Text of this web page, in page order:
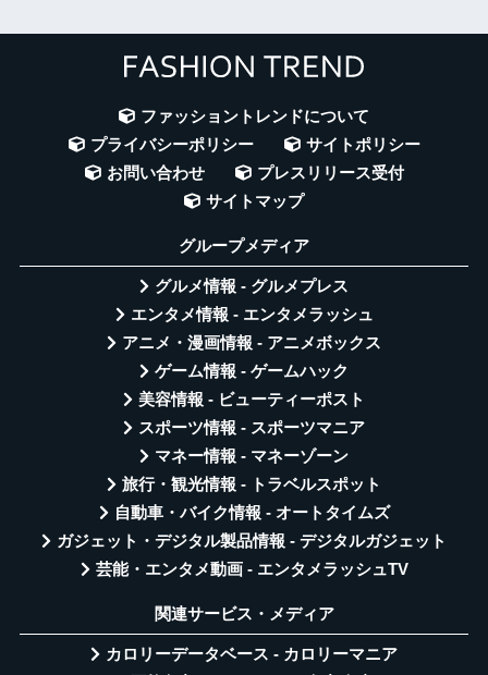
ファッショントレンドについて
プライバシーポリシー
サイトポリシー
お問い合わせ
プレスリリース受付
サイトマップ
グループメディア
グルメ情報 - グルメプレス
エンタメ情報 - エンタメラッシュ
アニメ・漫画情報 - アニメボックス
ゲーム情報 - ゲームハック
美容情報 - ビューティーポスト
スポーツ情報 - スポーツマニア
マネー情報 - マネーゾーン
旅行・観光情報 - トラベルスポット
自動車・バイク情報 - オートタイムズ
ガジェット・デジタル製品情報 - デジタルガジェット
芸能・エンタメ動画 - エンタメラッシュTV
関連サービス・メディア
カロリーデータベース - カロリーマニア